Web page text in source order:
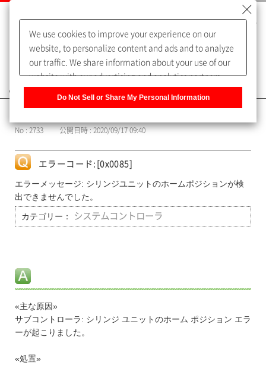
よくあるご質問（FAQ）
No : 2733 公開日時 : 2020/09/17 09:40
エラーコード:[0x0085]
エラーメッセージ: シリンジユニットのホームポジションが検
出できませんでした。
カテゴリー： システムコントローラ
«主な原因»
サブコントローラ: シリンジ ユニットのホーム ポジション エラ
ーが起こりました。
«処置»
We use cookies to improve your experience on our
website, to personalize content and ads and to analyze
our traffic. We share information about your use of our
website with our advertising and analytics partners,
of our sharing information about you with our partners.
Information] to customize your cookie settings on our
Do Not Sell or Share My Personal Information